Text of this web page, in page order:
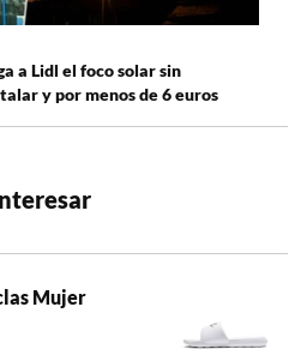
a Lidl el foco solar sin
y por menos de 6 euros
Mujer